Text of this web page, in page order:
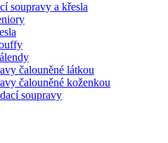
soupravy a křesla
čalouněné látkou
čalouněné koženkou
soupravy